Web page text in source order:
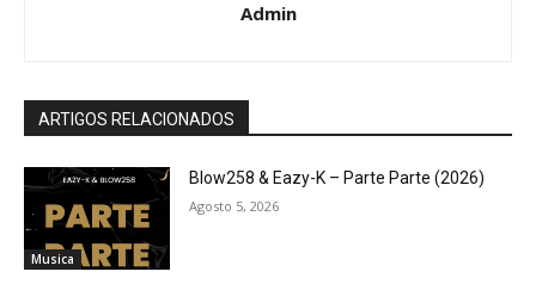
Admin
ARTIGOS RELACIONADOS
Musica
Blow258 & Eazy-K – Parte Parte (2026)
Agosto 5, 2026